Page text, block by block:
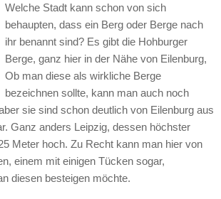
Welche Stadt kann schon von sich
behaupten, dass ein Berg oder Berge nach
ihr benannt sind? Es gibt die Hohburger
Berge, ganz hier in der Nähe von Eilenburg,
Ob man diese als wirkliche Berge
bezeichnen sollte, kann man auch noch
sie sind schon deutlich von Eilenburg aus
Ganz anders Leipzig, dessen höchster
Meter hoch. Zu Recht kann man hier von
einem mit einigen Tücken sogar,
diesen besteigen möchte.